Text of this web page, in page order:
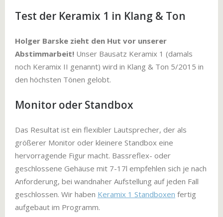
Test der Keramix 1 in Klang & Ton
Holger Barske zieht den Hut vor unserer
Abstimmarbeit! Unser Bausatz Keramix 1 (damals
noch Keramix II genannt) wird in Klang & Ton 5/2015 in
den höchsten Tönen gelobt.
Monitor oder Standbox
Das Resultat ist ein flexibler Lautsprecher, der als
größerer Monitor oder kleinere Standbox eine
hervorragende Figur macht. Bassreflex- oder
geschlossene Gehäuse mit 7-17l empfehlen sich je nach
Anforderung, bei wandnaher Aufstellung auf jeden Fall
geschlossen. Wir haben Keramix 1 Standboxen fertig
aufgebaut im Programm.